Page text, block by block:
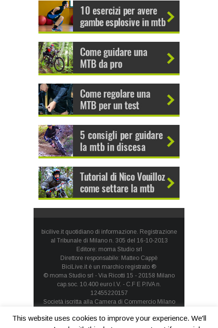
bicilive.it quotidiano di informazione. Registrazione
al Tribunale di Milano n. 305 del 16-10-2013
Editore: moma Studio srl
Direttore responsabile: Matteo Cappè
BiciLive.it è un marchio registrato ®
© moma Studio srl - Via Ricotti 15 - 20158 Milano
cap.soc. 10.400 euro I.V. - C.F E P.IVA n.
12455220157
Società iscritta alla Camera di Commercio Milano
socio unico
This website uses cookies to improve your experience. We'll